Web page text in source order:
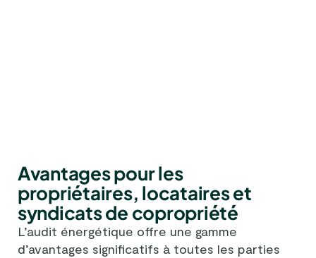
Avantages pour les
propriétaires, locataires et
syndicats de copropriété
L’audit énergétique offre une gamme
d’avantages significatifs à toutes les parties